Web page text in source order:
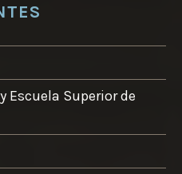
Escuela Superior de